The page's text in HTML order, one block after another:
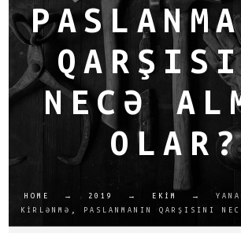
NECƏ
HOME → 2019 → EKIM →
KIRLƏNMƏ, PASLANMANIN QARŞISINI